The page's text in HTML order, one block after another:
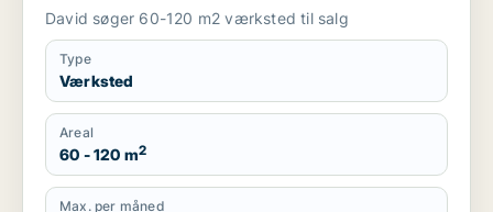
David søger 60-120 m2 værksted til salg
Type
Værksted
Areal
60 - 120 m2
Max. per måned